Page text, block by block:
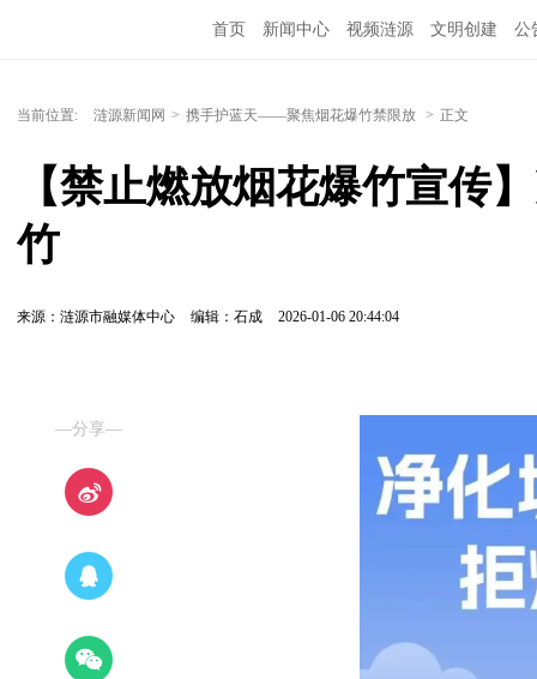
首页 新闻中心 视频涟源 文明创建 公
当前位置: 涟源新闻网 > 携手护蓝天——聚焦烟花爆竹禁限放 > 正文
【禁止燃放烟花爆竹宣传
竹
来源：涟源市融媒体中心 编辑：石成 2026-01-06 20:44:04
—分享—